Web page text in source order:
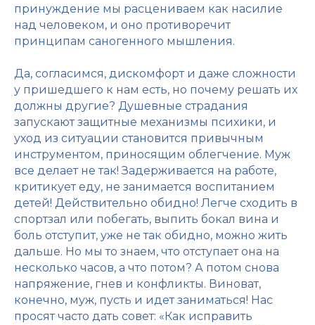
принуждение мы расцениваем как насилие
над человеком, и оно противоречит
принципам саногенного мышления.
Да, согласимся, дискомфорт и даже сложности
у пришедшего к нам есть, но почему решать их
должны другие? Душевные страдания
запускают защитные механизмы психики, и
уход из ситуации становится привычным
инструментом, приносящим облегчение. Муж
все делает не так! Задерживается на работе,
критикует еду, не занимается воспитанием
детей! Действительно обидно! Легче сходить в
спортзал или побегать, выпить бокал вина и
боль отступит, уже не так обидно, можно жить
дальше. Но мы то знаем, что отступает она на
несколько часов, а что потом? А потом снова
напряжение, гнев и конфликты. Виноват,
конечно, муж, пусть и идет заниматься! Нас
просят часто дать совет: «Как исправить